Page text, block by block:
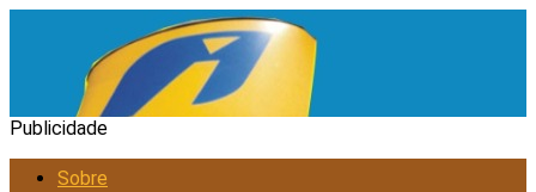
Publicidade
Sobre